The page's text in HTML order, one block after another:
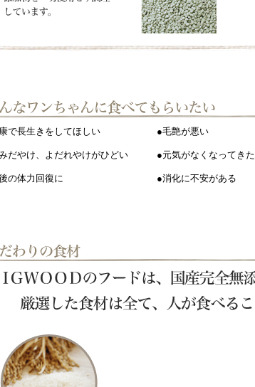
で長生きをしてほしい
だやけ、よだれやけがひどい
の体力回復に
●毛艶が悪い
●元気がなくなってきた
●消化に不安がある